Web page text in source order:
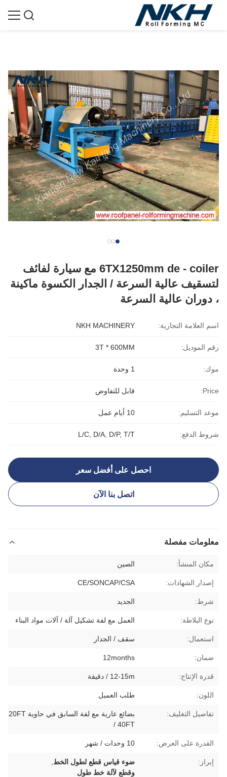
6TX1250mm de - coiler مع سيارة لفائف
لتسقيف عالية السرعة / الجدار الكسوة ماكينة
، دوران عالية السرعة
اسم العلامة التجارية: NKH MACHINERY
رقم الموديل: 3T * 600MM
موك: 1 وحدة
Price: قابل للتفاوض
موعد التسليم: 10 أيام عمل
شروط الدفع: L/C, D/A, D/P, T/T
احصل على أفضل سعر
اتصل بنا الآن
معلومات مفصلة
مكان المنشأ: الصين
إصدار الشهادات: CE/SONCAP/CSA
شرط: الجديد
نوع البلاطة: العمل مع لفة تشكيل آلة / آلات مواد البناء
استعمال: سقف / الجدار
ضمان: 12months
قدرة الإنتاج: 12-15m / دقيقة
اللون: طلب العميل
تفاصيل التغليف:
بضائع عارية مع لفة السابق في حاوية 20FT
/ 40FT
القدرة على العرض: 10 وحدات / شهر
إبراز: ضوء قياس قطع لطول الخط
وقطع لآلة خط طول